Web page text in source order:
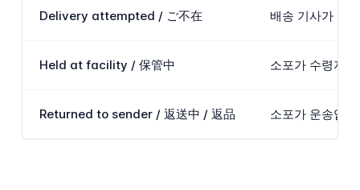
Delivery attempted / ご不在 배송 기사가 주
Held at facility / 保管中 소포가 수령자
Returned to sender / 返送中 / 返品 소포가 운송업